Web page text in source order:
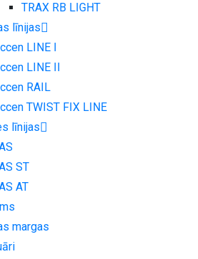
TRAX RB LIGHT
līnijas
LINE I
LINE II
RAIL
TWIST FIX LINE
līnijas
ST
AT
margas